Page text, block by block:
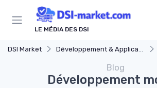
LE MÉDIA DES DSI
DSI Market Développement & Applications
Blog
Développement
Panneau de gestion des cookies